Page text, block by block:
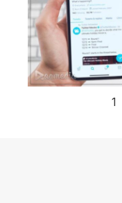
1